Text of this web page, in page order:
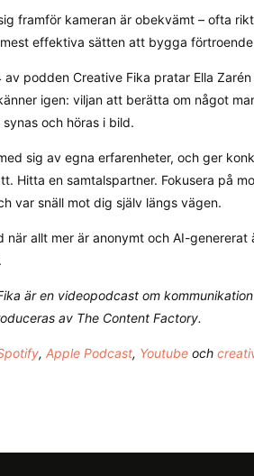
framför kameran är obekvämt – ofta
effektiva sätten att bygga
av podden Creative Fika pratar Ella
igen: viljan att berätta om något
och höras i bild.
sig av egna erfarenheter, och ger
Hitta en samtalspartner. Fokusera på
var snäll mot dig själv längs vägen.
när allt mer är anonymt och AI-
är en videopodcast om
av The Content Factory.
, Apple Podcast, Youtube och